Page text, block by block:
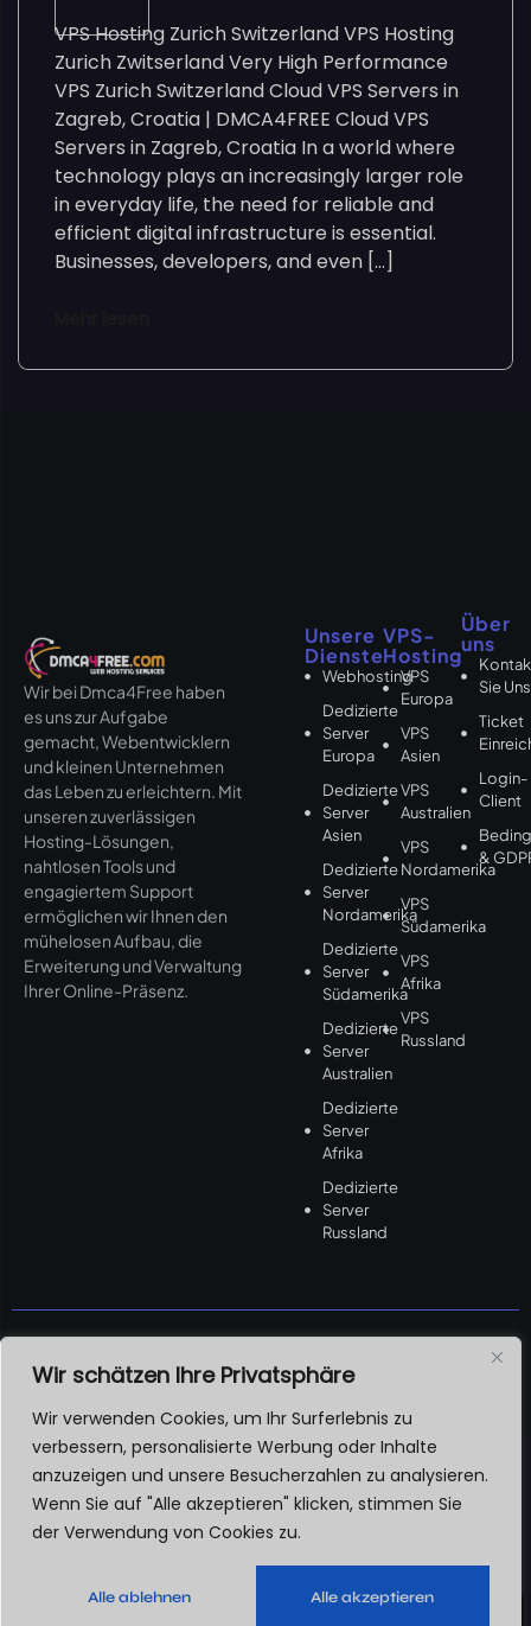
Wir schätzen Ihre Privatsphäre
Wir verwenden Cookies, um Ihr Surferlebnis zu
verbessern, personalisierte Werbung oder Inhalte
anzuzeigen und unsere Besucherzahlen zu analysieren.
Wenn Sie auf "Alle akzeptieren" klicken, stimmen Sie
der Verwendung von Cookies zu.
Alle ablehnen Alle akzeptieren
VPS Hosting Zurich Switzerland VPS Hosting
Zurich Zwitserland Very High Performance
VPS Zurich Switzerland Cloud VPS Servers in
Zagreb, Croatia | DMCA4FREE Cloud VPS
Servers in Zagreb, Croatia In a world where
technology plays an increasingly larger role
in everyday life, the need for reliable and
efficient digital infrastructure is essential.
Businesses, developers, and even […]
Wir bei Dmca4Free haben
es uns zur Aufgabe
gemacht, Webentwicklern
und kleinen Unternehmen
das Leben zu erleichtern. Mit
unseren zuverlässigen
Hosting-Lösungen,
nahtlosen Tools und
engagiertem Support
ermöglichen wir Ihnen den
mühelosen Aufbau, die
Erweiterung und Verwaltung
Ihrer Online-Präsenz.
Unsere
Dienste
Webhosting
Dedizierte
Server
Europa
Dedizierte
Server
Asien
Dedizierte
Server
Nordamerika
Dedizierte
Server
Südamerika
Dedizierte
Server
Australien
Dedizierte
Server
Afrika
Dedizierte
Server
Russland
VPS-
Hosting
VPS
Europa
VPS
Asien
VPS
Australien
VPS
Nordamerika
VPS
Südamerika
VPS
Afrika
VPS
Russland
Über
uns
Sie Uns
Ticket
Login-
Client
&